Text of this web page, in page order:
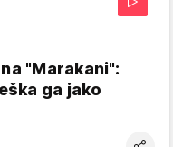
"Marakani":
ga jako